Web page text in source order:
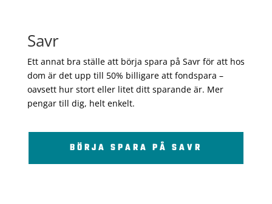
Savr
Ett annat bra ställe att börja spara på Savr för att hos
dom är det upp till 50% billigare att fondspara –
oavsett hur stort eller litet ditt sparande är. Mer
pengar till dig, helt enkelt.
BÖRJA SPARA PÅ SAVR